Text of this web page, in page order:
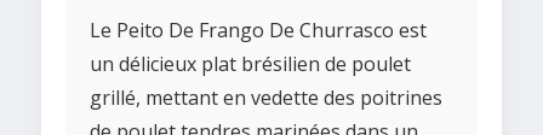
Le Peito De Frango De Churrasco est
un délicieux plat brésilien de poulet
grillé, mettant en vedette des poitrines